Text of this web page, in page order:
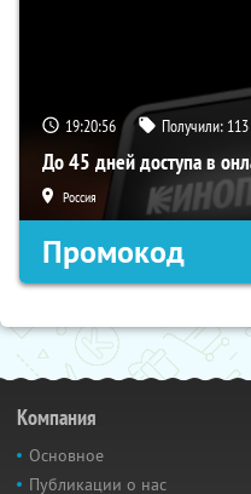
19:20:56 Получили: 113
До 45 дней доступа в
Россия
Промокод
Компания
Основное
Публикации о нас